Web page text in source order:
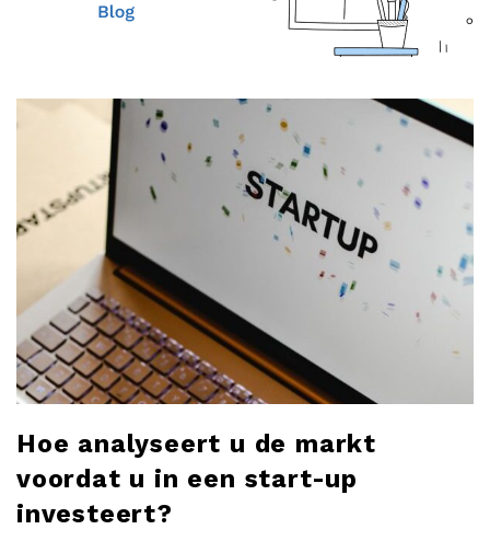
r
o
b
l
o
g
Hoe analyseert u de markt
voordat u in een start-up
investeert?